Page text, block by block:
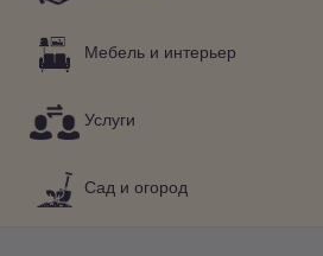
Мебель и интерьер
Услуги
Сад и огород